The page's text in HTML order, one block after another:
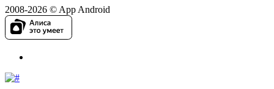
2008-2026 © App Android